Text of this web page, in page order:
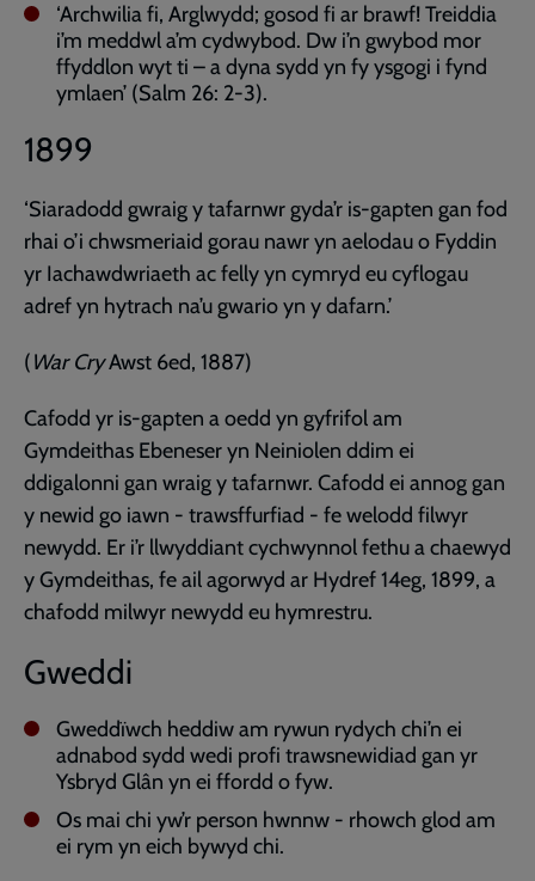
‘Archwilia fi, Arglwydd; gosod fi ar brawf! Treiddia
i’m meddwl a’m cydwybod. Dw i’n gwybod mor
ffyddlon wyt ti – a dyna sydd yn fy ysgogi i fynd
ymlaen’ (Salm 26: 2-3).
1899
‘Siaradodd gwraig y tafarnwr gyda’r is-gapten gan fod
rhai o’i chwsmeriaid gorau nawr yn aelodau o Fyddin
yr Iachawdwriaeth ac felly yn cymryd eu cyflogau
adref yn hytrach na’u gwario yn y dafarn.’
(War CryAwst 6ed, 1887)
Cafodd yr is-gapten a oedd yn gyfrifol am
Gymdeithas Ebeneser yn Neiniolen ddim ei
ddigalonni gan wraig y tafarnwr. Cafodd ei annog gan
y newid go iawn - trawsffurfiad - fe welodd filwyr
newydd. Er i’r llwyddiant cychwynnol fethu a chaewyd
y Gymdeithas, fe ail agorwyd ar Hydref 14eg, 1899, a
chafodd milwyr newydd eu hymrestru.
Gweddi
Gweddïwch heddiw am rywun rydych chi’n ei
adnabod sydd wedi profi trawsnewidiad gan yr
Ysbryd Glân yn ei ffordd o fyw.
Os mai chi yw’r person hwnnw - rhowch glod am
ei rym yn eich bywyd chi.